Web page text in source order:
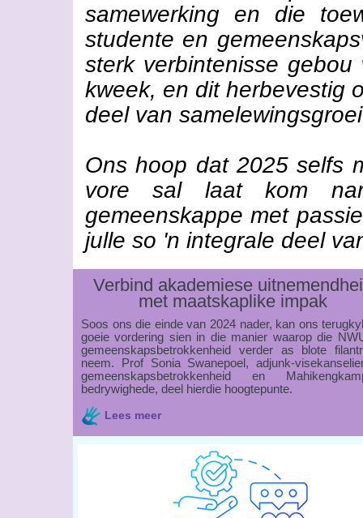
samewerking en die
studente en
sterk verbintenisse
kweek, en dit herbevestig
deel van
Ons hoop dat 2025 selfs
vore sal laat kom
gemeenskappe met
julle so 'n integrale deel
Verbind akademiese
met maatskaplike impak
Soos ons die einde van 2024 nader, kan ons
goeie vordering sien in die manier waarop die
gemeenskapsbetrokkenheid verder as blote
neem. Prof Sonia Swanepoel, adjunk-
gemeenskapsbetrokkenheid en
bedrywighede, deel hierdie hoogtepunte.
Lees meer